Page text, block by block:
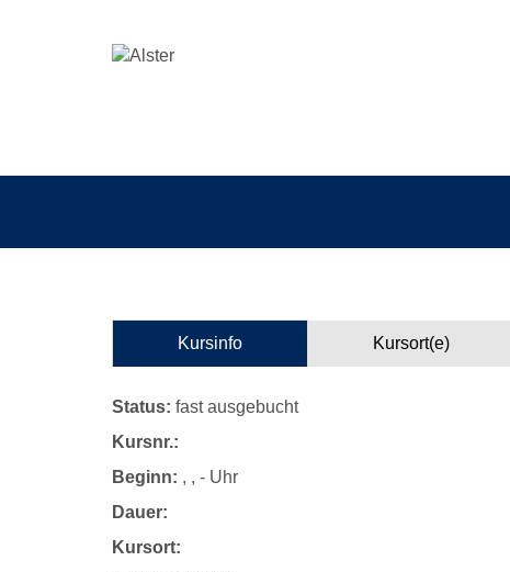
Kursinfo Kursort(e)
Status: fast ausgebucht
Kursnr.:
Beginn: , , - Uhr
Dauer:
Kursort: